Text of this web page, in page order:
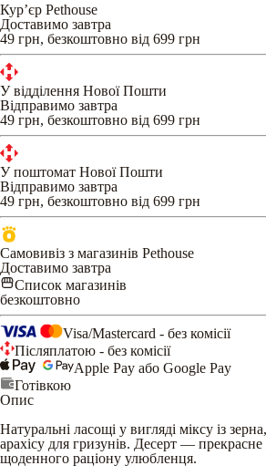
Кур’єр Pethouse
Доставимо завтра
49 грн, безкоштовно від 699 грн
У відділення Нової Пошти
Відправимо завтра
49 грн, безкоштовно від 699 грн
У поштомат Нової Пошти
Відправимо завтра
49 грн, безкоштовно від 699 грн
Самовивіз з магазинів Pethouse
Доставимо завтра
Список магазинів
безкоштовно
Visa/Mastercard - без комісії
Післяплатою - без комісії
Apple Pay або Google Pay
Готівкою
Опис
Натуральні ласощі у вигляді міксу із
арахісу для гризунів. Десерт —
щоденного раціону улюбленця.